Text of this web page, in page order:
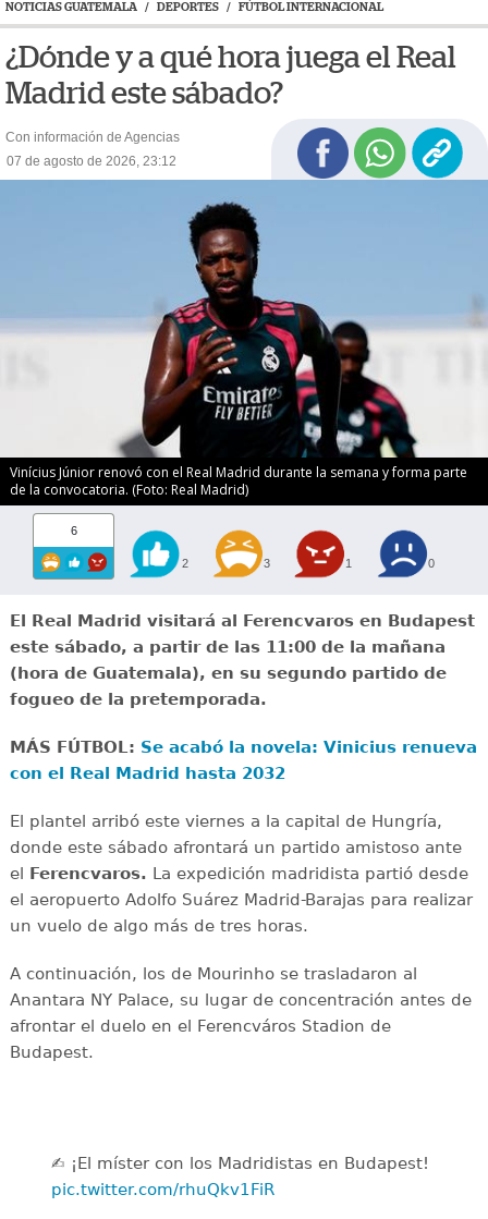
NOTICIAS GUATEMALA / DEPORTES / FÚTBOL INTERNACIONAL
¿Dónde y a qué hora juega el Real
Madrid este sábado?
Con información de Agencias
07 de agosto de 2026, 23:12
Vinícius Júnior renovó con el Real Madrid durante la semana y forma parte
de la convocatoria. (Foto: Real Madrid)
6
2 3 1 0
El Real Madrid visitará al Ferencvaros en Budapest
este sábado, a partir de las 11:00 de la mañana
(hora de Guatemala), en su segundo partido de
fogueo de la pretemporada.
MÁS FÚTBOL: Se acabó la novela: Vinicius renueva
con el Real Madrid hasta 2032
El plantel arribó este viernes a la capital de Hungría,
donde este sábado afrontará un partido amistoso ante
el
Ferencvaros. La expedición madridista partió desde
el aeropuerto Adolfo Suárez Madrid-Barajas para realizar
un vuelo de algo más de tres horas.
A continuación, los de Mourinho se trasladaron al
Anantara NY Palace, su lugar de concentración antes de
afrontar el duelo en el Ferencváros Stadion de
Budapest.
✍️ ¡El míster con los Madridistas en Budapest!
pic.twitter.com/rhuQkv1FiR